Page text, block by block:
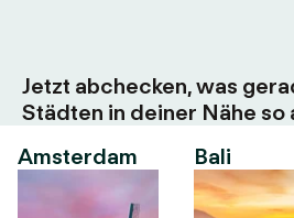
Jetzt abchecken, was
Städten in deiner Nähe so
Amsterdam
Bali